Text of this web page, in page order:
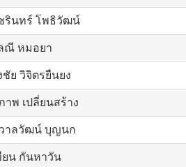
รินทร์ โพธิวัฒน์
ณี หมอยา
ชัย วิจิตรยืนยง
าพ เปลี่ยนสร้าง
าลวัฒน์ บุญนก
ยน กันหาวัน